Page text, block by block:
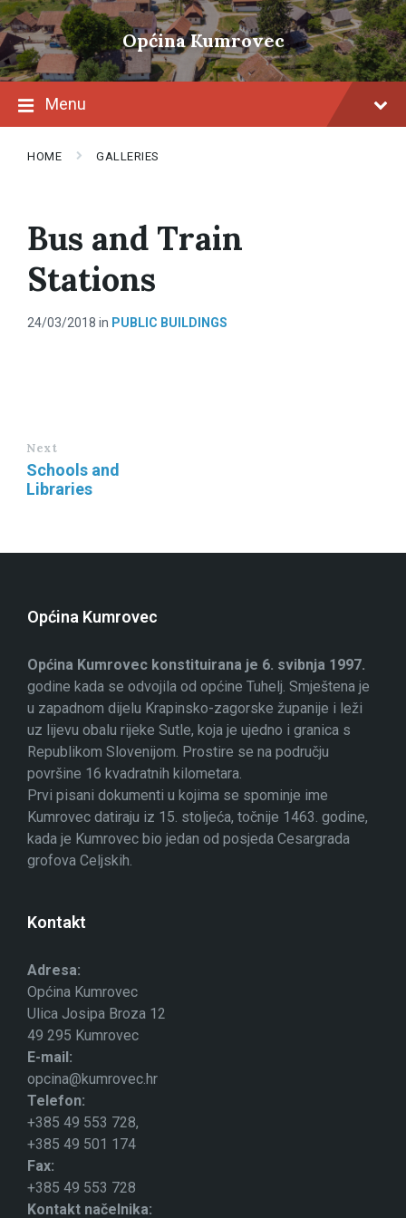
Skip
to
content
Skip
to
main
navigation
Skip
to
footer
Općina Kumrovec
Menu
HOME GALLERIES
Bus and Train
Stations
24/03/2018 in PUBLIC BUILDINGS
Next
Schools and
Libraries
Općina Kumrovec
Općina Kumrovec konstituirana je 6. svibnja 1997.
godine kada se odvojila od općine Tuhelj. Smještena je
u zapadnom dijelu Krapinsko-zagorske županije i leži
uz lijevu obalu rijeke Sutle, koja je ujedno i granica s
Republikom Slovenijom. Prostire se na području
površine 16 kvadratnih kilometara.
Prvi pisani dokumenti u kojima se spominje ime
Kumrovec datiraju iz 15. stoljeća, točnije 1463. godine,
kada je Kumrovec bio jedan od posjeda Cesargrada
grofova Celjskih.
Kontakt
Adresa:
Općina Kumrovec
Ulica Josipa Broza 12
49 295 Kumrovec
E-mail:
opcina@kumrovec.hr
Telefon:
+385 49 553 728,
+385 49 501 174
Fax:
+385 49 553 728
Kontakt načelnika: